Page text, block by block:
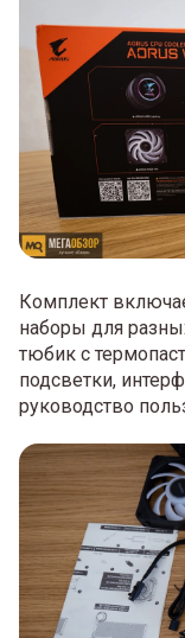
Комплект
наборы для
тюбик с
подсветки,
руководство